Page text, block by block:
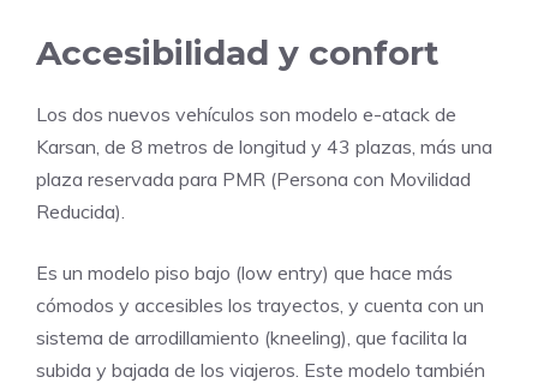
Accesibilidad y confort
Los dos nuevos vehículos son modelo e-atack de
Karsan, de 8 metros de longitud y 43 plazas, más una
plaza reservada para PMR (Persona con Movilidad
Reducida).
Es un modelo piso bajo (low entry) que hace más
cómodos y accesibles los trayectos, y cuenta con un
sistema de arrodillamiento (kneeling), que facilita la
subida y bajada de los viajeros. Este modelo también